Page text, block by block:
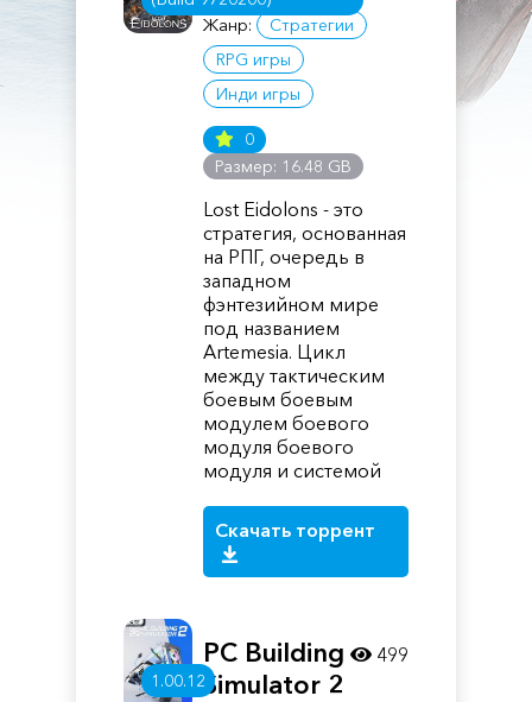
Жанр:
Стратегии
RPG игры
Инди игры
0
Размер: 16.48 GB
Lost Eidolons - это
стратегия, основанная
на РПГ, очередь в
западном
фэнтезийном мире
под названием
Artemesia. Цикл
между тактическим
боевым боевым
модулем боевого
модуля боевого
модуля и системой
Скачать торрент
1.00.12
PC Building
Simulator 2
499